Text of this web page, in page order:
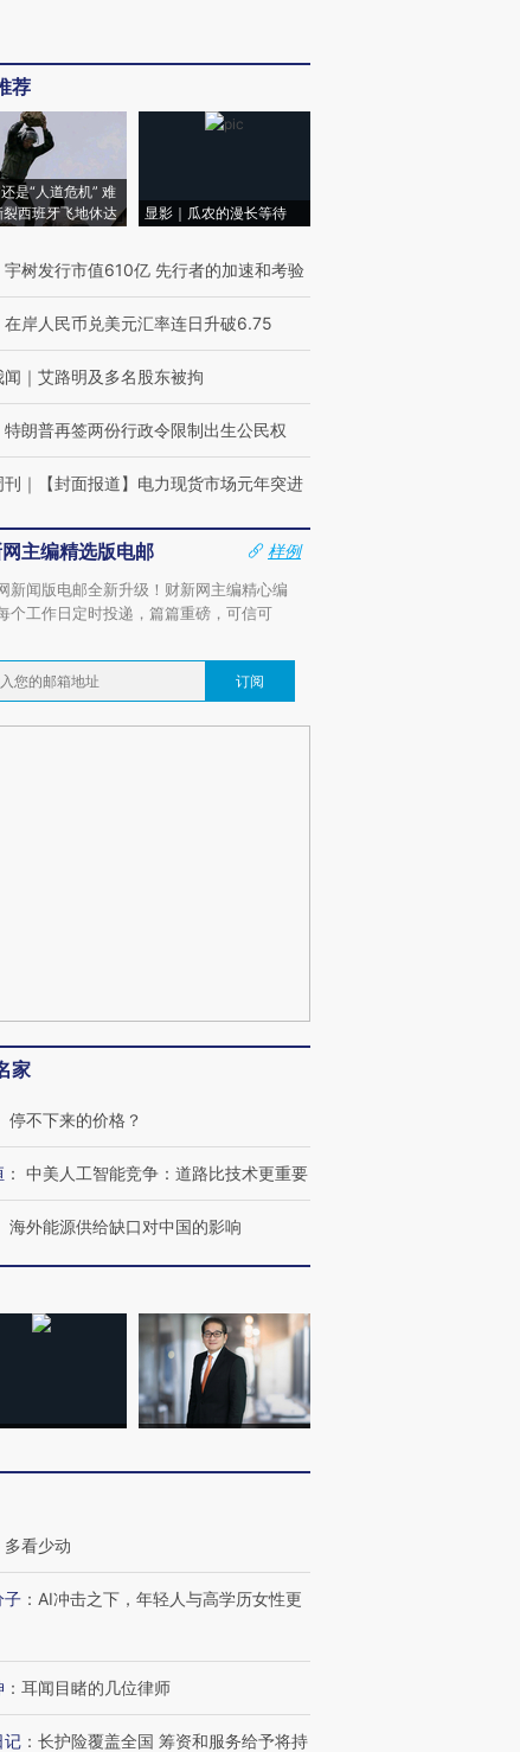
“人道危
西班牙
128毫米 紧急转移近
4000人
米
荐
是“人道危机” 难
裂西班牙飞地休达
显影｜瓜农的漫长等待
宇树发行市值610亿 先行者的加速和考验
在岸人民币兑美元汇率连日升破6.75
闻 ｜ 艾路明及多名股东被拘
特朗普再签两份行政令限制出生公民权
刊 ｜ 【封面报道】电力现货市场元年突进
主编精选版电邮
样例
新闻版电邮全新升级！财新网主编精心编
个工作日定时投递，篇篇重磅，可信可
订阅
家
停不下来的价格？
： 中美人工智能竞争：道路比技术更重要
海外能源供给缺口对中国的影响
多看少动
子 ： AI冲击之下，年轻人与高学历女性更
： 耳闻目睹的几位律师
记 ： 长护险覆盖全国 筹资和服务给予将持